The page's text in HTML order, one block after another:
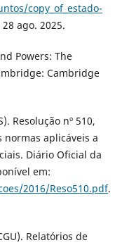
copy_of_estado-
ago. 2025.
Powers: The
Cambridge
Resolução nº 510,
normas aplicáveis a
Diário Oficial da
em:
2016/Reso510.pdf.
Relatórios de